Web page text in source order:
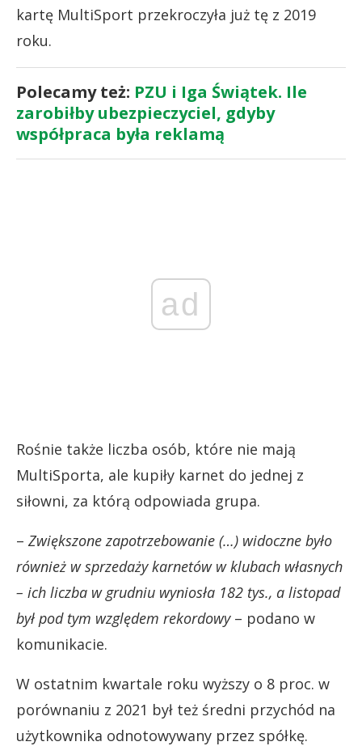
kartę MultiSport przekroczyła już tę z 2019
roku.
Polecamy też: PZU i Iga Świątek. Ile
zarobiłby ubezpieczyciel, gdyby
współpraca była reklamą
ad
Rośnie także liczba osób, które nie mają
MultiSporta, ale kupiły karnet do jednej z
siłowni, za którą odpowiada grupa.
– Zwiększone zapotrzebowanie (…) widoczne było
również w sprzedaży karnetów w klubach własnych
– ich liczba w grudniu wyniosła 182 tys., a listopad
był pod tym względem rekordowy – podano w
komunikacie.
W ostatnim kwartale roku wyższy o 8 proc. w
porównaniu z 2021 był też średni przychód na
użytkownika odnotowywany przez spółkę.